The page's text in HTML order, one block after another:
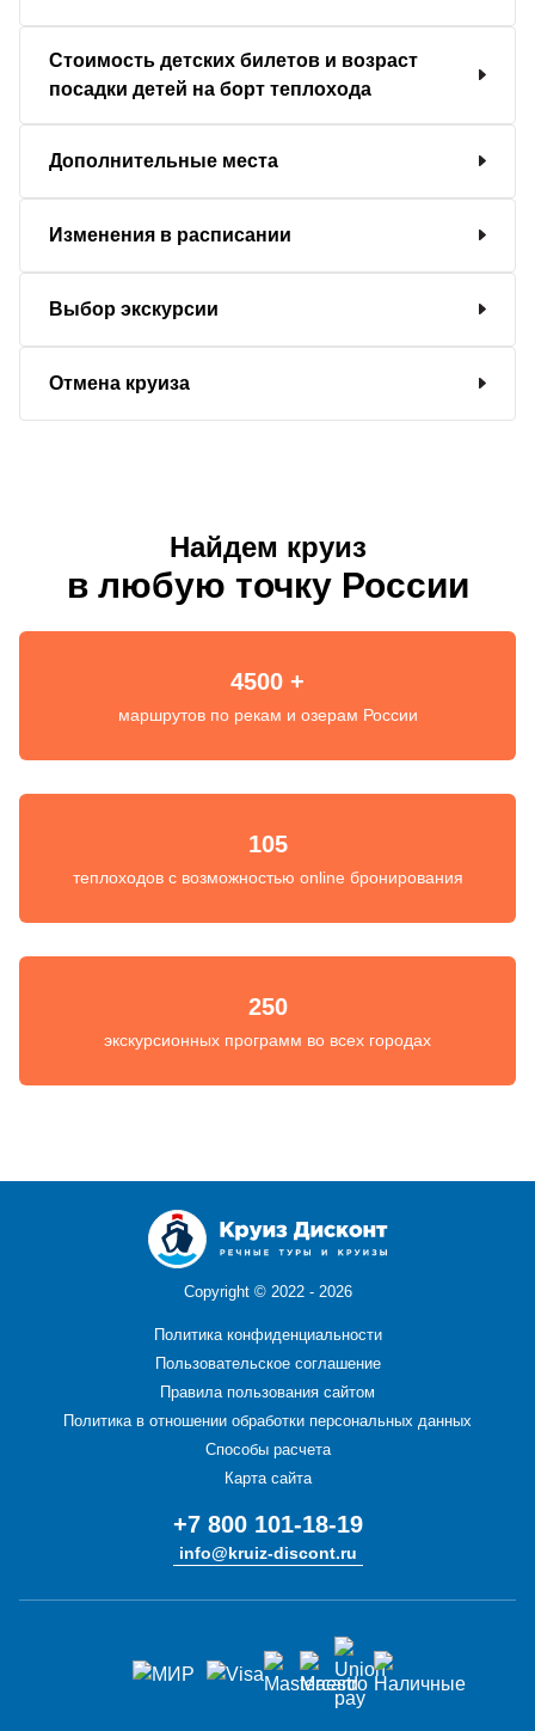
Стоимость детских билетов и возраст
посадки детей на борт теплохода
Дополнительные места
Изменения в расписании
Выбор экскурсии
Отмена круиза
Найдем круиз
в любую точку России
4500 +
маршрутов по рекам и озерам России
105
теплоходов с возможностью online бронирования
250
экскурсионных программ во всех городах
Copyright © 2022 - 2026
Политика конфиденциальности
Пользовательское соглашение
Правила пользования сайтом
Политика в отношении обработки персональных данных
Способы расчета
Карта сайта
+7 800 101-18-19
info@kruiz-discont.ru